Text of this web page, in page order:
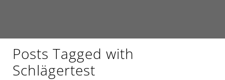
Posts Tagged with
Schlägertest